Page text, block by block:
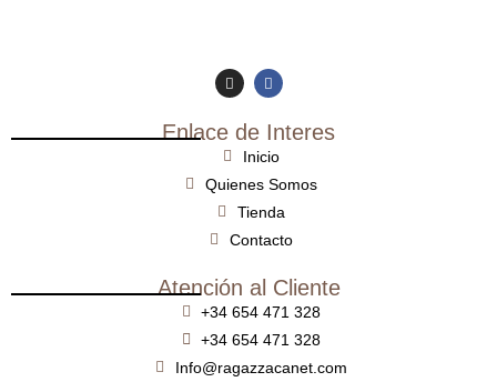
Enlace de Interes
Inicio
Quienes Somos
Tienda
Contacto
Atención al Cliente
+34 654 471 328
+34 654 471 328
Info@ragazzacanet.com